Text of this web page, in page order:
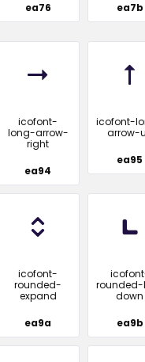
ea76
ea7b
icofont-
long-arrow-
right
ea94
icofont-
arrow-
ea95
icofont-
rounded-
expand
ea9a
down
ea9b